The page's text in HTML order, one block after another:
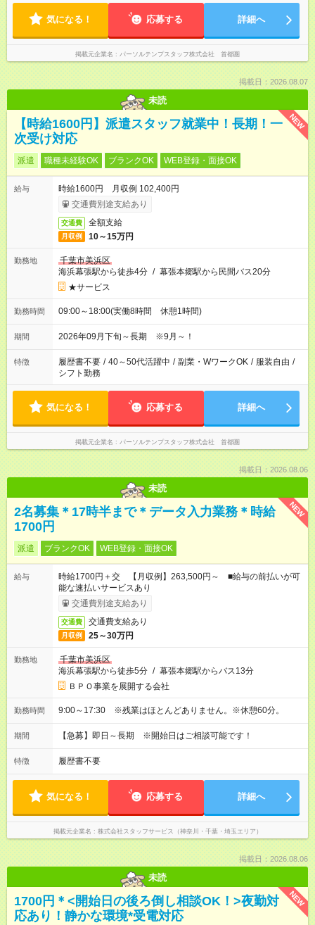
気になる！ 応募する 詳細へ
掲載元企業名 パーソルテンプスタッフ株式会社 首都圏
掲載日：2026.08.07
未読
NEW
【時給1600円】派遣スタッフ就業中！長期！一
次受け対応
派遣 職種未経験OK ブランクOK WEB登録・面接OK
給与
時給1600円 月収例 102,400円
交通費別途支給あり
交通費 全額支給
月収例 10～15万円
勤務地
千葉市美浜区
海浜幕張駅から徒歩4分 / 幕張本郷駅から民間バス20分
★サービス
勤務時間 09:00～18:00(実働8時間 休憩1時間)
期間 2026年09月下旬～長期 ※9月～！
特徴 履歴書不要 / 40～50代活躍中 / 副業・WワークOK / 服装自由 /
シフト勤務
気になる！ 応募する 詳細へ
掲載元企業名 パーソルテンプスタッフ株式会社 首都圏
掲載日：2026.08.06
未読
NEW
2名募集＊17時半まで＊データ入力業務＊時給
1700円
派遣 ブランクOK WEB登録・面接OK
給与
時給1700円＋交 【月収例】263,500円～ ■給与の前払いが可
能な速払いサービスあり
交通費別途支給あり
交通費 交通費支給あり
月収例 25～30万円
勤務地
千葉市美浜区
海浜幕張駅から徒歩5分 / 幕張本郷駅からバス13分
ＢＰＯ事業を展開する会社
勤務時間 9:00～17:30 ※残業はほとんどありません。※休憩60分。
期間 【急募】即日～長期 ※開始日はご相談可能です！
特徴 履歴書不要
気になる！ 応募する 詳細へ
掲載元企業名 株式会社スタッフサービス（神奈川・千葉・埼玉エリア）
掲載日：2026.08.06
未読
NEW
1700円＊<開始日の後ろ倒し相談OK！>夜勤対
応あり！静かな環境*受電対応